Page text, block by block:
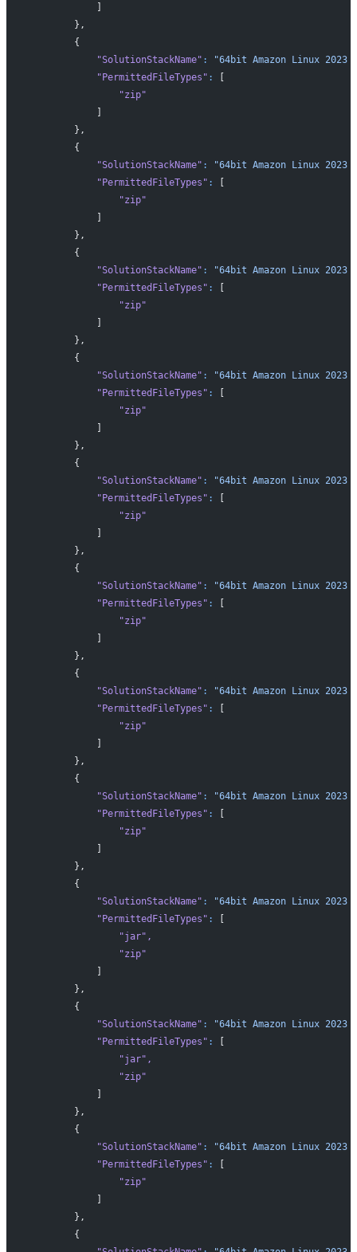
            ]
        },
        {
            "SolutionStackName"
:
"64bit Amazon Linux
            "PermittedFileTypes"
:
[
                "zip"
            ]
        },
        {
            "SolutionStackName"
:
"64bit Amazon Linux
            "PermittedFileTypes"
:
[
                "zip"
            ]
        },
        {
            "SolutionStackName"
:
"64bit Amazon Linux
            "PermittedFileTypes"
:
[
                "zip"
            ]
        },
        {
            "SolutionStackName"
:
"64bit Amazon Linux
            "PermittedFileTypes"
:
[
                "zip"
            ]
        },
        {
            "SolutionStackName"
:
"64bit Amazon Linux
            "PermittedFileTypes"
:
[
                "zip"
            ]
        },
        {
            "SolutionStackName"
:
"64bit Amazon Linux
            "PermittedFileTypes"
:
[
                "zip"
            ]
        },
        {
            "SolutionStackName"
:
"64bit Amazon Linux
            "PermittedFileTypes"
:
[
                "zip"
            ]
        },
        {
            "SolutionStackName"
:
"64bit Amazon Linux
            "PermittedFileTypes"
:
[
                "zip"
            ]
        },
        {
            "SolutionStackName"
:
"64bit Amazon Linux
            "PermittedFileTypes"
:
[
                "jar"
,
                "zip"
            ]
        },
        {
            "SolutionStackName"
:
"64bit Amazon Linux
            "PermittedFileTypes"
:
[
                "jar"
,
                "zip"
            ]
        },
        {
            "SolutionStackName"
:
"64bit Amazon Linux
            "PermittedFileTypes"
:
[
                "zip"
            ]
        },
        {